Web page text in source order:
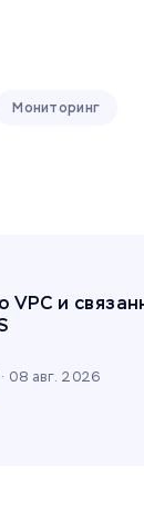
Мониторинг
VPC и
08 авг. 2026